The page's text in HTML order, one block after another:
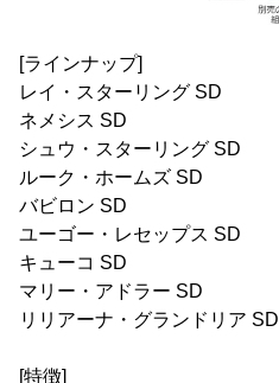
[ラインナップ]
レイ・スターリング SD
ネメシス SD
シュウ・スターリング SD
ルーク・ホームズ SD
バビロン SD
ユーゴー・レセップス SD
キューコ SD
マリー・アドラー SD
リリアーナ・グランドリア SD
[特徴]